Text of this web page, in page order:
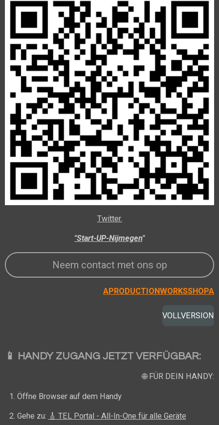
Twitter.
"Start-UP-Nijmegen"
Neem contact met ons op
APRODUCTIONWORKSSHOPA
VOLLVERSION
📱 HANDY ZUGANG JETZT VERFÜGBAR:
🌐 FÜR DEIN HANDY:
Öffne Browser auf dem Handy
Gehe zu: 🎸 TEL Portal - All-In-One für alle Geräte